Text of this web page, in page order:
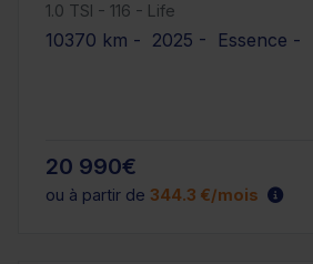
1.0 TSI - 116 - Life
10370 km - 2025 - Essence -
20 990€
ou à partir de 344.3 €/mois